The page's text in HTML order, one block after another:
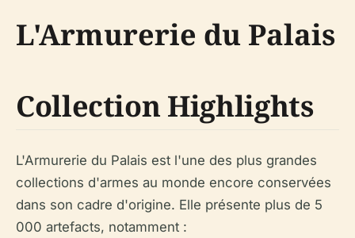
L'Armurerie du Palais
Collection Highlights
L'Armurerie du Palais est l'une des plus grandes
collections d'armes au monde encore conservées
dans son cadre d'origine. Elle présente plus de 5
000 artefacts, notamment :